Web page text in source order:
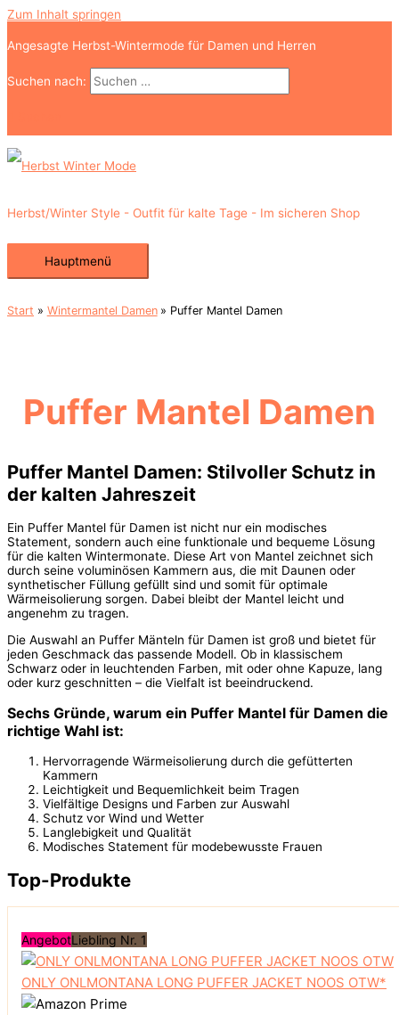
Zum Inhalt springen
Angesagte Herbst-Wintermode für Damen und Herren
Suchen nach:
Herbst/Winter Style - Outfit für kalte Tage - Im sicheren Shop
Hauptmenü
Start Wintermantel Damen Puffer Mantel Damen
Puffer Mantel Damen
Puffer Mantel Damen: Stilvoller Schutz in
der kalten Jahreszeit
Ein Puffer Mantel für Damen ist nicht nur ein modisches
Statement, sondern auch eine funktionale und bequeme Lösung
für die kalten Wintermonate. Diese Art von Mantel zeichnet sich
durch seine voluminösen Kammern aus, die mit Daunen oder
synthetischer Füllung gefüllt sind und somit für optimale
Wärmeisolierung sorgen. Dabei bleibt der Mantel leicht und
angenehm zu tragen.
Die Auswahl an Puffer Mänteln für Damen ist groß und bietet für
jeden Geschmack das passende Modell. Ob in klassischem
Schwarz oder in leuchtenden Farben, mit oder ohne Kapuze, lang
oder kurz geschnitten – die Vielfalt ist beeindruckend.
Sechs Gründe, warum ein Puffer Mantel für Damen die
richtige Wahl ist:
Hervorragende Wärmeisolierung durch die gefütterten
Kammern
Leichtigkeit und Bequemlichkeit beim Tragen
Vielfältige Designs und Farben zur Auswahl
Schutz vor Wind und Wetter
Langlebigkeit und Qualität
Modisches Statement für modebewusste Frauen
Top-Produkte
AngebotLiebling Nr. 1
ONLY ONLMONTANA LONG PUFFER JACKET NOOS OTW*